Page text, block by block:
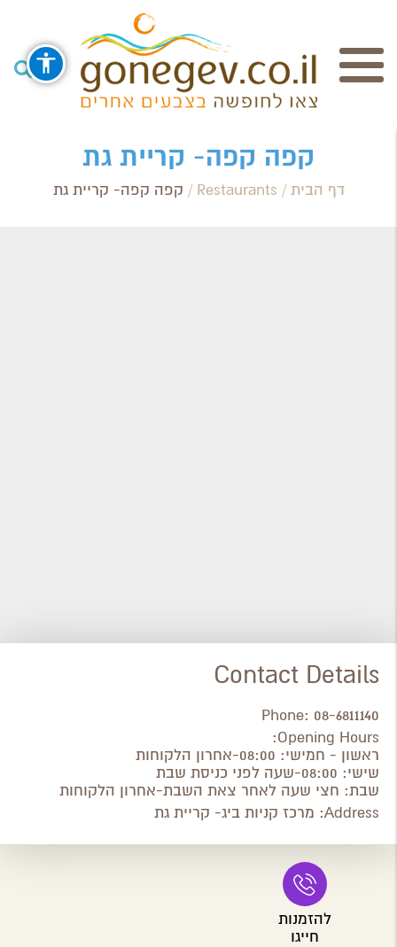
חיפוש
Search Category / Business
קפה קפה- קריית גת
דף הבית /
Restaurants
/ קפה קפה- קריית גת
Contact Details
Phone: 08-6811140
Opening Hours:
ראשון - חמישי: 08:00-אחרון הלקוחות
שישי: 08:00-שעה לפני כניסת שבת
שבת: חצי שעה לאחר צאת השבת-אחרון הלקוחות
Address: מרכז קניות ביג- קריית גת
להזמנות
חייגו